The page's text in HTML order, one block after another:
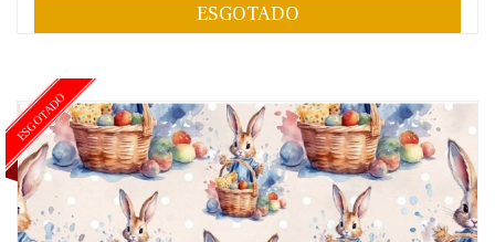
ESGOTADO
ESGOTADO